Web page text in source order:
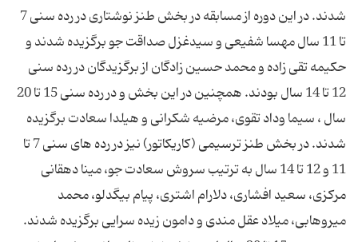
شدند. در این دوره از مسابقه در بخش طنز نوشتاری در رده سنی 7
تا 11 سال مهسا شفیعی و سیدغزل صداقت جو برگزیده شدند و
حكیمه تقی زاده و محمد حسین زادگان از برگزیدگان در رده سنی
12 تا 14 سال بودند. همچنین در این بخش و در رده سنی 15 تا 20
سال ، سیما وداد تقوی، مرضیه شكرانی و هیلدا سعادت برگزیده
شدند. در بخش طنز ترسیمی (كاریكاتور) نیز در رده های سنی 7 تا
11 و 12 تا 14 سال به ترتیب سروش سعادت جو، مینا دهقانی
مركزی، سعید افشاری، دلارام اشتری، پیام بیگدلو، محمد
میروهابی، میلاد عقل مندی و دامون زیده سرایی برگزیده شدند.